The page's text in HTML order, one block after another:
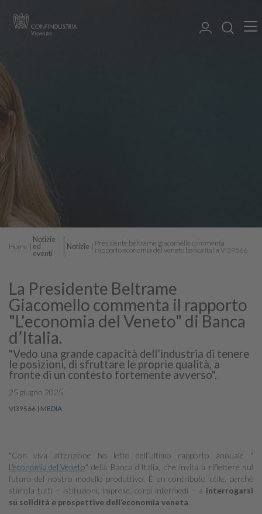
Home
Notizie
ed
eventi
Notizie
Presidente beltrame giacomello commenta
rapporto economia del veneto banca italia VI39566
La Presidente Beltrame
Giacomello commenta il rapporto
"L'economia del Veneto" di Banca
d’Italia.
"Vedo una grande capacità dell’industria di tenere
le posizioni, di sfruttare le proprie qualità, a
fronte di un contesto fortemente avverso".
25 giugno 2025
VI39566 | MEDIA
"Con viva attenzione ho letto dell’ultimo rapporto annuale "
L'economia del Veneto" della Banca d’Italia, che invita a riflettere sul
futuro del nostro modello produttivo. È un contributo utile, perché
stimola tutti – istituzioni, imprese, corpi intermedi – a interrogarsi
su solidità e prospettive dell’economia veneta